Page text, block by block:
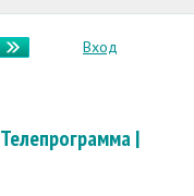
Вход
Телепрограмма|